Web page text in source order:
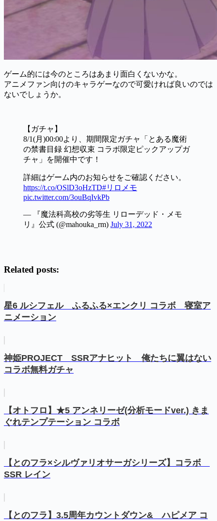
ゲーム的には今のところはあまり面白くないかな。
アニメファン向けのキャラゲーなので可愛ければ良いのでは
ないでしょうか。
【ガチャ】
8/1(月)00:00より、期間限定ガチャ「とある魔術
の禁書目録 幻想収束 コラボ限定ピックアップガ
チャ」を開催中です！
詳細はゲーム内のお知らせをご確認ください。
https://t.co/OSlD3oHzTD#リロメモ
pic.twitter.com/3ouBqIvkPb
— 『魔法科高校の劣等生 リローデッド・メモ
リ』公式 (@mahouka_rm) July 31, 2022
Related posts:
星6 ルシフェル ふるふる×エンクリ コラボ 寝室ア
ニメーション
神姫PROJECT SSRアナヒット 俺たちに翼はない
コラボ無料ガチャ
【オトフロ】★5 アンネリーゼ(分析モードver.) きま
ぐれテンプテーション コラボ
【とのフラ×シルヴァリオサーガシリーズ】コラボ
SSR レイン
【とのフラ】3.5周年カウントダウン& ハピメア コ